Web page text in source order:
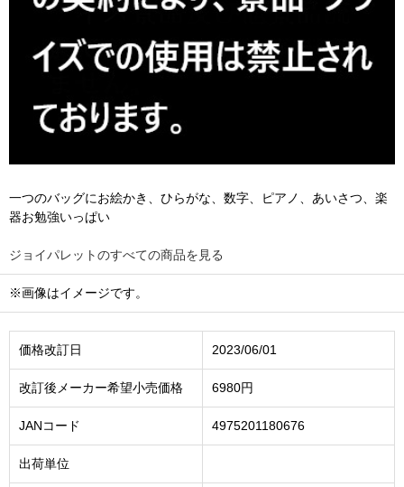
一つのバッグにお絵かき、ひらがな、数字、ピアノ、あいさつ、楽
器お勉強いっぱい
ジョイパレットのすべての商品を見る
※画像はイメージです。
価格改訂日 2023/06/01
改訂後メーカー希望小売価格 6980円
JANコード 4975201180676
出荷単位